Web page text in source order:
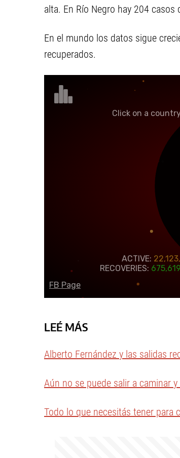
alta. En Río Negro hay 204
En el mundo los datos sigue
recuperados.
LEÉ MÁS
Alberto Fernández y las salidas
Aún no se puede salir a caminar
Todo lo que necesitás tener para